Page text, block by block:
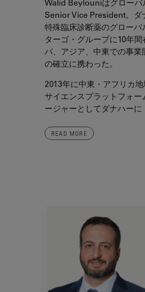
Walid Beylouniはグローバ
Senior Vice President。ダ
特殊臨床診断薬のグローバ
ターゴ・グループに10年
パ、アジア、中東での事
の確立に携わった。
2013年に中東・アフリカ
サイエンスプラットフォ
ージャーとしてダナハー
READ MORE